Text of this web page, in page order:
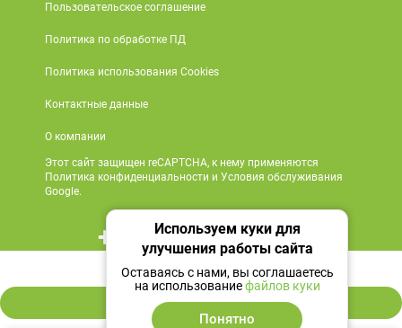
562 ₽
В корзину
Пользовательское соглашение
Политика по обработке ПД
Политика использования Cookies
Контактные данные
О компании
Этот сайт защищен reCAPTCHA, к нему применяются
Политика конфиденциальности и Условия обслуживания
Google.
+7 495 419 18 18
Мы в социальных сетях
Используем куки для
улучшения работы сайта
Оставаясь с нами, вы соглашаетесь
на использованиефайлов куки
Понятно